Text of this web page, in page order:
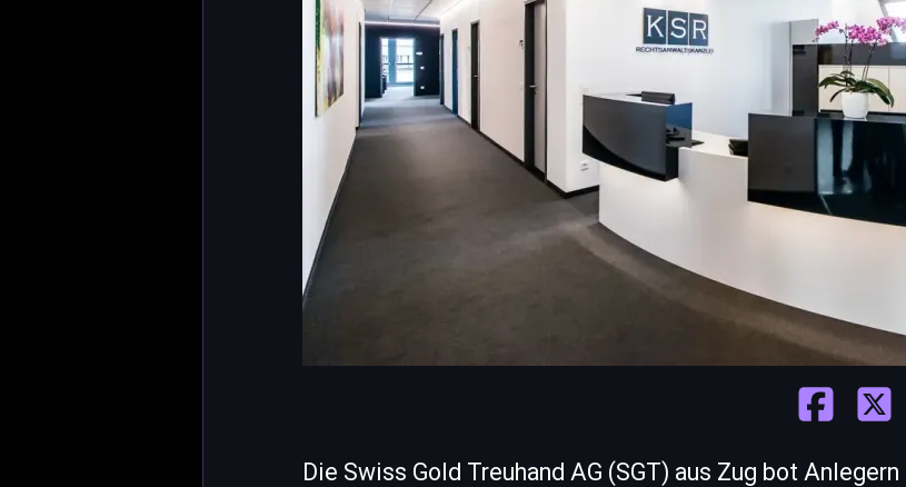
Die Swiss Gold Treuhand AG (SGT) aus Zug bot